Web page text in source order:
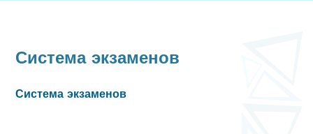
Система экзаменов
Система экзаменов